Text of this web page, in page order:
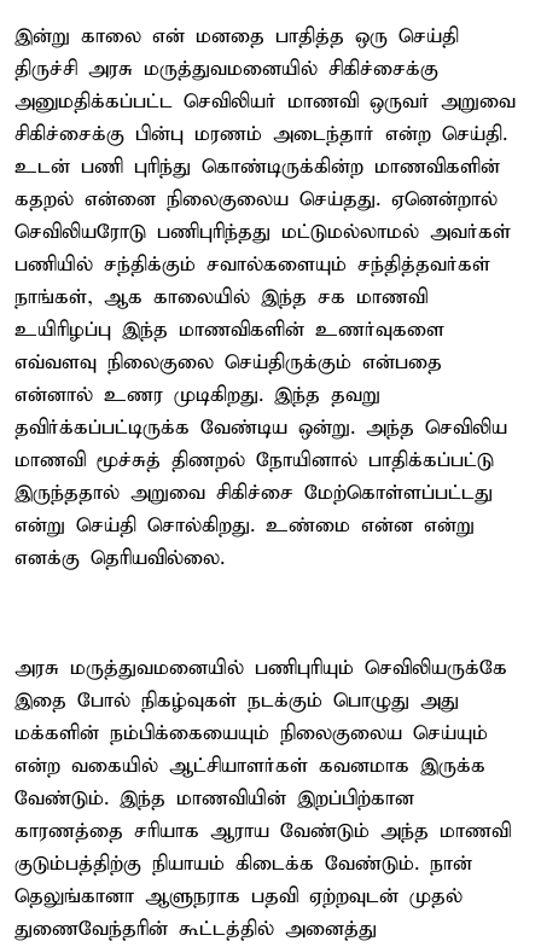
இன்று காலை என் மனதை பாதித்த ஒரு செய்தி
திருச்சி அரசு மருத்துவமனையில் சிகிச்சைக்கு
அனுமதிக்கப்பட்ட செவிலியர் மாணவி ஒருவர் அறுவை
சிகிச்சைக்கு பின்பு மரணம் அடைந்தார் என்ற செய்தி.
உடன் பணி புரிந்து கொண்டிருக்கின்ற மாணவிகளின்
கதறல் என்னை நிலைகுலைய செய்தது. ஏனென்றால்
செவிலியரோடு பணிபுரிந்தது மட்டுமல்லாமல் அவர்கள்
பணியில் சந்திக்கும் சவால்களையும் சந்தித்தவர்கள்
நாங்கள், ஆக காலையில் இந்த சக மாணவி
உயிரிழப்பு இந்த மாணவிகளின் உணர்வுகளை
எவ்வளவு நிலைகுலை செய்திருக்கும் என்பதை
என்னால் உணர முடிகிறது. இந்த தவறு
தவிர்க்கப்பட்டிருக்க வேண்டிய ஒன்று. அந்த செவிலிய
மாணவி மூச்சுத் திணறல் நோயினால் பாதிக்கப்பட்டு
இருந்ததால் அறுவை சிகிச்சை மேற்கொள்ளப்பட்டது
என்று செய்தி சொல்கிறது. உண்மை என்ன என்று
எனக்கு தெரியவில்லை.
அரசு மருத்துவமனையில் பணிபுரியும் செவிலியருக்கே
இதை போல் நிகழ்வுகள் நடக்கும் பொழுது அது
மக்களின் நம்பிக்கையையும் நிலைகுலைய செய்யும்
என்ற வகையில் ஆட்சியாளர்கள் கவனமாக இருக்க
வேண்டும். இந்த மாணவியின் இறப்பிற்கான
காரணத்தை சரியாக ஆராய வேண்டும் அந்த மாணவி
குடும்பத்திற்கு நியாயம் கிடைக்க வேண்டும். நான்
தெலுங்கானா ஆளுநராக பதவி ஏற்றவுடன் முதல்
துணைவேந்தரின் கூட்டத்தில் அனைத்து